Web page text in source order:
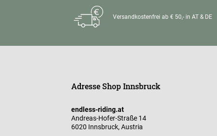
Versandkostenfrei ab € 50,- in AT & DE
Adresse Shop Innsbruck
endless-riding.at
Andreas-Hofer-Straße 14
6020 Innsbruck, Austria